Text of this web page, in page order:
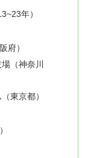
年）
府）
（神奈川
東京都）